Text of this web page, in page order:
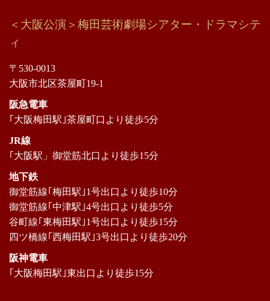
＜大阪公演＞梅田芸術劇場シアター・ドラマシテ
ィ
〒530-0013
大阪市北区茶屋町19-1
阪急電車
｢大阪梅田駅｣茶屋町口より徒歩5分
JR線
｢大阪駅」御堂筋北口より徒歩15分
地下鉄
御堂筋線｢梅田駅｣1号出口より徒歩10分
御堂筋線｢中津駅｣4号出口より徒歩5分
谷町線｢東梅田駅｣1号出口より徒歩15分
四ツ橋線｢西梅田駅｣3号出口より徒歩20分
阪神電車
｢大阪梅田駅｣東出口より徒歩15分